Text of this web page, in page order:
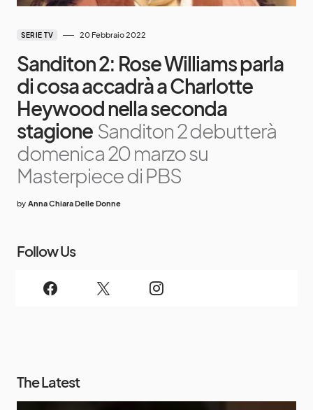
SERIE TV 20 Febbraio 2022
Sanditon 2: Rose Williams parla
di cosa accadrà a Charlotte
Heywood nella seconda
stagione Sanditon 2 debutterà
domenica 20 marzo su
Masterpiece di PBS
by Anna Chiara Delle Donne
Follow Us
The Latest